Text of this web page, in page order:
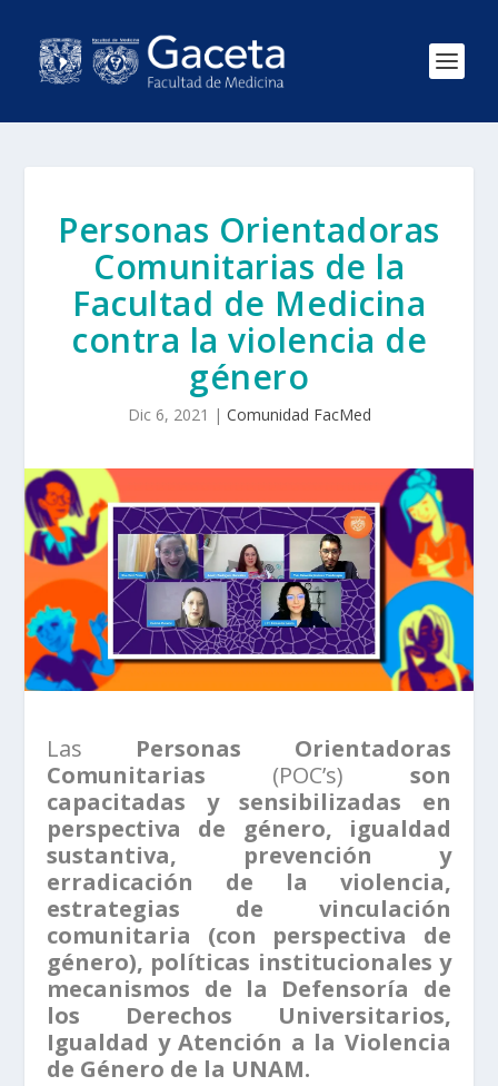
Personas Orientadoras
Comunitarias de la
Facultad de Medicina
contra la violencia de
género
Dic 6, 2021 | Comunidad FacMed
Las Personas Orientadoras
Comunitarias (POC’s) son
capacitadas y sensibilizadas en
perspectiva de género, igualdad
sustantiva, prevención y
erradicación de la violencia,
estrategias de vinculación
comunitaria (con perspectiva de
género), políticas institucionales y
mecanismos de la Defensoría de
los Derechos Universitarios,
Igualdad y Atención a la Violencia
de Género de la UNAM.